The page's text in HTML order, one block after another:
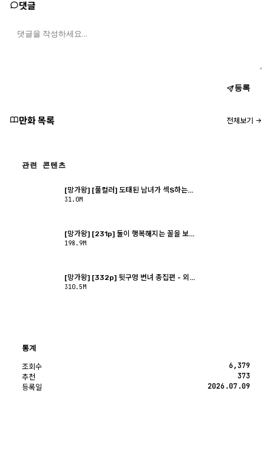
댓글
등록
만화 목록 전체보기
관련 콘텐츠
[망가왕] [풀컬러] 도태된 남녀가 섹S하는...
31.0M
[망가왕] [231p] 둘이 행복해지는 꼴을 보...
198.9M
[망가왕] [332p] 뒷구멍 변녀 총집편 - 외...
310.5M
통계
조회수 6,379
추천 373
등록일 2026.07.09